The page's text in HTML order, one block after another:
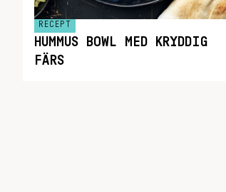
RECEPT
HUMMUS BOWL MED KRYDDIG
FÄRS